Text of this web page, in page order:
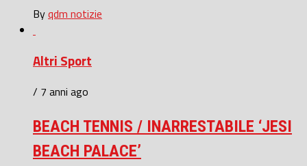
Byqdm notizie
Altri Sport
/ 7 anni ago
BEACH TENNIS / INARRESTABILE ‘JESI
BEACH PALACE’